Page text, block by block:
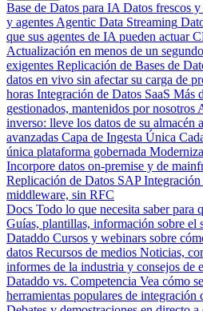
Base de Datos para IA Datos frescos
y agentes Agentic Data Streaming
que sus agentes de IA pueden actuar
Actualización en menos de un
exigentes Replicación de Bases de
datos en vivo sin afectar su carga de
horas Integración de Datos SaaS Más
gestionados, mantenidos por nosotros
inverso: lleve los datos de su almacén
avanzadas Capa de Ingesta Única
única plataforma gobernada
Incorpore datos on-premise y de
Replicación de Datos SAP
middleware, sin RFC
Docs Todo lo que necesita saber para
Guías, plantillas, información sobre el
Dataddo Cursos y webinars sobre
datos Recursos de medios Noticias,
informes de la industria y consejos de
Dataddo vs. Competencia Vea cómo
herramientas populares de integración